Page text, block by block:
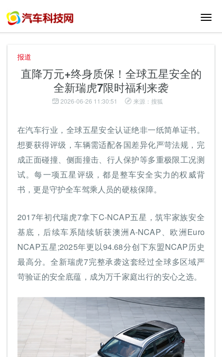
切
报道
直降万元+终身质保！全球五星安全的
全新瑞虎7限时福利来袭
2026-06-26 11:30:51 来源：搜狐
在汽车行业，全球五星安全认证绝非一纸简单证书。
想要获得评级，车辆需适配各国差异化严苛法规，完
成正面碰撞、侧面撞击、行人保护等多重极限工况测
试。每一项五星评级，都是整车安全实力的权威背
书，更是守护全车驾乘人员的硬核保障。
2017年初代瑞虎7拿下C-NCAP五星，筑牢家族安全
基底，后续车系陆续斩获澳洲A-NCAP、欧洲Euro
NCAP五星;2025年更以94.68分创下东盟NCAP历史
最高分。全新瑞虎7完整承袭这套经过全球多区域严
苛验证的安全底蕴，成为万千家庭出行的安心之选。